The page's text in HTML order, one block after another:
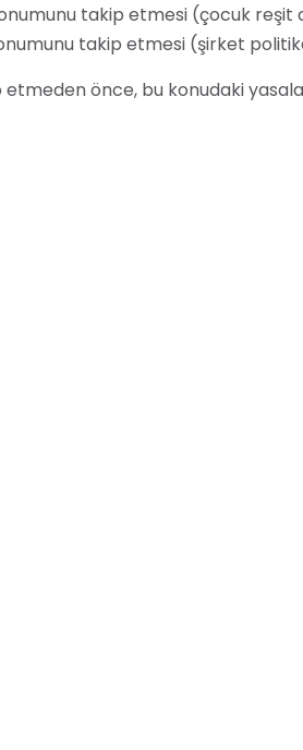
takip etmesi (çocuk reşit
takip etmesi (şirket
etmeden önce, bu konudaki